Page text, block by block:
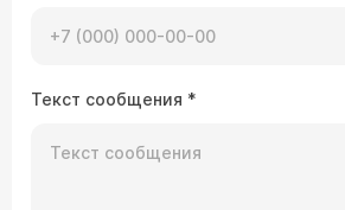
Текст сообщения *